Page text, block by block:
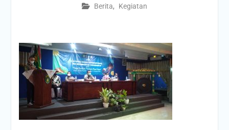
Berita, Kegiatan